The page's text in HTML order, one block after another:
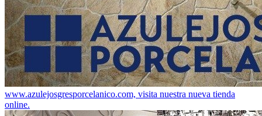
www.azulejosgresporcelanico.com, visita nuestra nueva tienda
online.